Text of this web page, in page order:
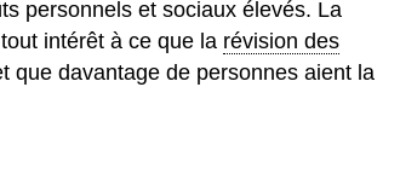
personnels et sociaux élevés. La
intérêt à ce que la révision des
que davantage de personnes aient la